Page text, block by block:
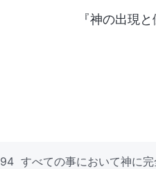
『神の出現
94 すべての事において神に